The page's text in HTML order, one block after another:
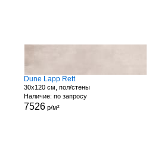
Dune Lapp Rett
30x120 см, пол/стены
Наличие: по запросу
7526 р/м²